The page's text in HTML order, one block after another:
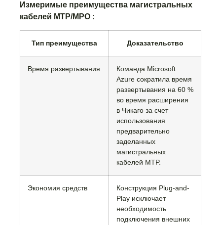
Измеримые преимущества магистральных
кабелей MTP/MPO :
Тип преимущества Доказательство
Время развертывания
Команда Microsoft
Azure сократила время
развертывания на 60 %
во время расширения
в Чикаго за счет
использования
предварительно
заделанных
магистральных
кабелей MTP.
Экономия средств
Конструкция Plug-and-
Play исключает
необходимость
подключения внешних